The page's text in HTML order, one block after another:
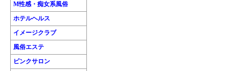
M性感・痴女系風俗
ホテルヘルス
イメージクラブ
風俗エステ
ピンクサロン